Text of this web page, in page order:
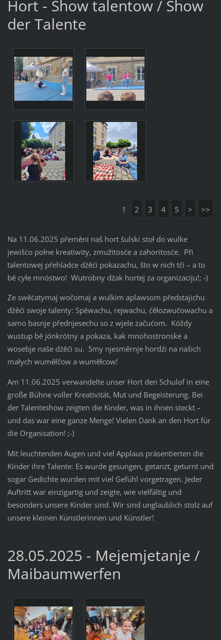
Hort - Show talentow / Show
der Talente
1 2 3 4 5 > >>
Na 11.06.2025 přeměni naš hort šulski stoł do wulke
jewišćo połne kreatiwity, zmužitosće a zahoritosće. Při
talentowej přehladce dźěći pokazachu, što w nich tči – a to
bě cyłe mnóstwo! Wutrobny dźak hortej za organizaciju!; -)
Ze swěćatymaj wočomaj a wulkim aplawsom předstajichu
dźěći swoje talenty: Spěwachu, rejwachu, ćěłozwučowachu a
samo basnje přednjesechu so z wjele začućom. Kóždy
wustup bě jónkrótny a pokaza, kak mnohostronske a
wosebje naše dźěći su. Smy njesměrnje hordźi na našich
małych wuměłčow a wuměłcow!
Am 11.06.2025 verwandelte unser Hort den Schulof in eine
große Bühne voller Kreativität, Mut und Begeisterung. Bei
der Talenteshow zeigten die Kinder, was in ihnen steckt –
und das war eine ganze Menge! Vielen Dank an den Hort für
die Organisation! ;-)
Mit leuchtenden Augen und viel Applaus präsentierten die
Kinder ihre Talente: Es wurde gesungen, getanzt, geturnt und
sogar Gedichte wurden mit viel Gefühl vorgetragen. Jeder
Auftritt war einzigartig und zeigte, wie vielfältig und
besonders unsere Kinder sind. Wir sind unglaublich stolz auf
unsere kleinen Künstlerinnen und Künstler!
28.05.2025 - Mejemjetanje /
Maibaumwerfen